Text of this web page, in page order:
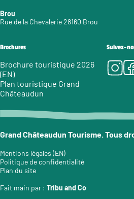
Brou
Rue de la Chevalerie 28160 Brou
Brochures
Brochure touristique 2026
(EN)
Plan touristique Grand
Châteaudun
Suivez-
Grand Châteaudun Tourisme. Tous
Mentions légales (EN)
Politique de confidentialité
Plan du site
Fait main par : Tribu and Co